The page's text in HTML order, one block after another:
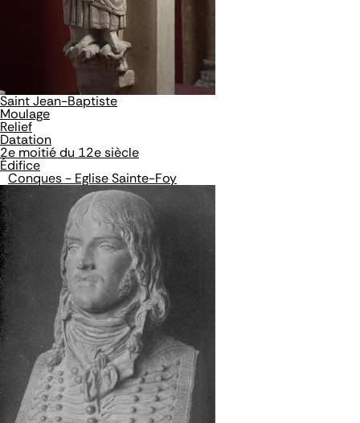
Saint Jean-Baptiste
Moulage
Relief
Datation
2e moitié du 12e siècle
Édifice
Conques - Eglise Sainte-Foy